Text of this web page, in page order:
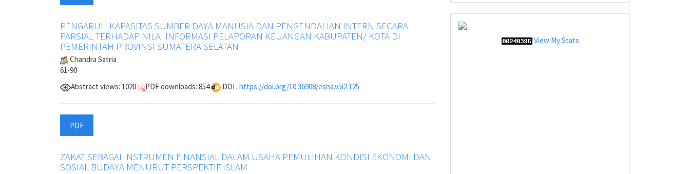
PENGARUH KAPASITAS SUMBER DAYA MANUSIA DAN PENGENDALIAN INTERN SECARA
PARSIAL TERHADAP NILAI INFORMASI PELAPORAN KEUANGAN KABUPATEN/ KOTA DI
PEMERINTAH PROVINSI SUMATERA SELATAN
Chandra Satria
61-90
Abstract views: 1020
PDF downloads: 854 DOI : https://doi.org/10.36908/esha.v5i2.125
PDF
ZAKAT SEBAGAI INSTRUMEN FINANSIAL DALAM USAHA PEMULIHAN KONDISI EKONOMI DAN
SOSIAL BUDAYA MENURUT PERSPEKTIF ISLAM
View My Stats